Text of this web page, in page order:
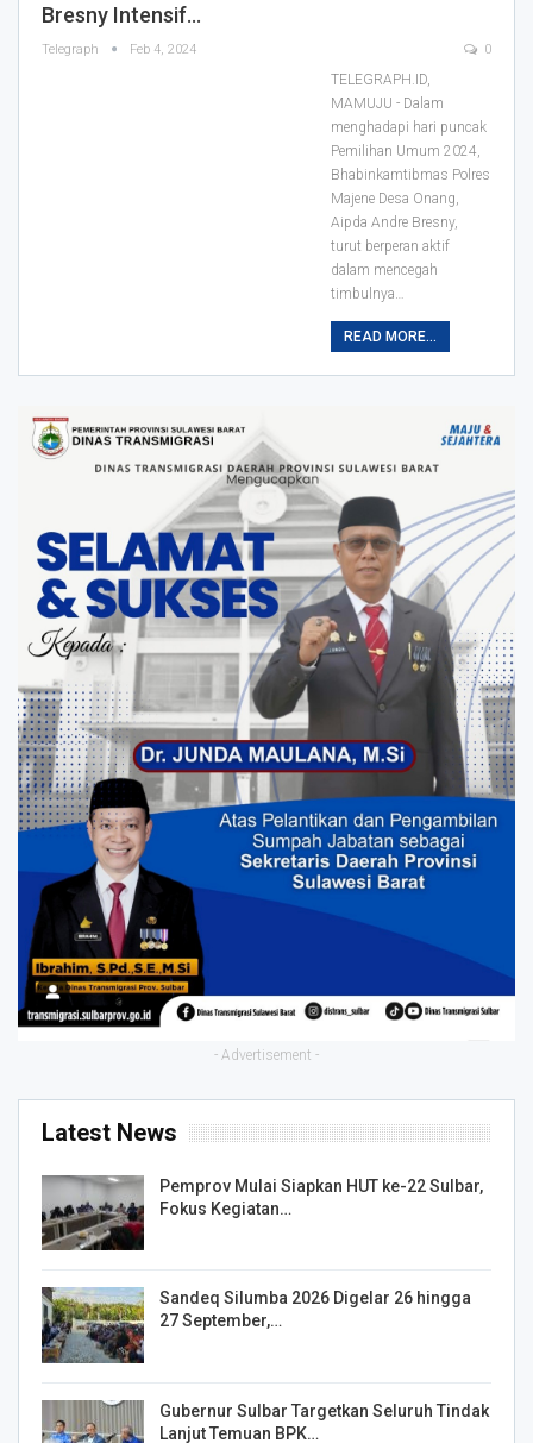
Bresny Intensif…
Telegraph Feb 4, 2024 0
TELEGRAPH.ID,
MAMUJU - Dalam
menghadapi hari puncak
Pemilihan Umum 2024,
Bhabinkamtibmas Polres
Majene Desa Onang,
Aipda Andre Bresny,
turut berperan aktif
dalam mencegah
timbulnya…
READ MORE...
- Advertisement -
Latest News
Pemprov Mulai Siapkan HUT ke-22 Sulbar,
Fokus Kegiatan…
Sandeq Silumba 2026 Digelar 26 hingga
27 September,…
Gubernur Sulbar Targetkan Seluruh Tindak
Lanjut Temuan BPK…